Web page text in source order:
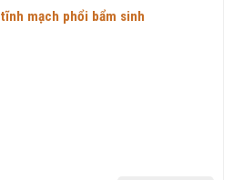
tĩnh mạch phổi bẩm sinh